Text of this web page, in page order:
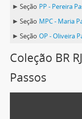
Seção PP - Pereira
Seção MPC - Maria
Seção OP - Oliveira
Coleção BR
Passos